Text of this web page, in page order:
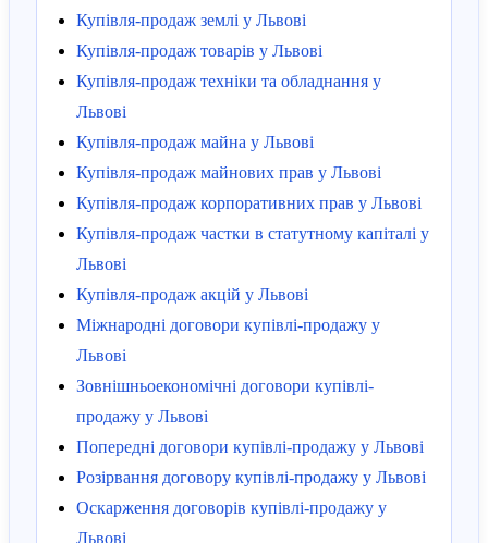
Купівля-продаж землі у Львові
Купівля-продаж товарів у Львові
Купівля-продаж техніки та обладнання у
Львові
Купівля-продаж майна у Львові
Купівля-продаж майнових прав у Львові
Купівля-продаж корпоративних прав у Львові
Купівля-продаж частки в статутному капіталі у
Львові
Купівля-продаж акцій у Львові
Міжнародні договори купівлі-продажу у
Львові
Зовнішньоекономічні договори купівлі-
продажу у Львові
Попередні договори купівлі-продажу у Львові
Розірвання договору купівлі-продажу у Львові
Оскарження договорів купівлі-продажу у
Львові